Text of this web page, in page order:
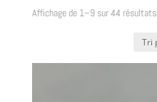
Affichage de 1–9 sur 44 résultats